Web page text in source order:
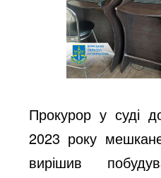
Прокурор у суді
2023 року
вирішив